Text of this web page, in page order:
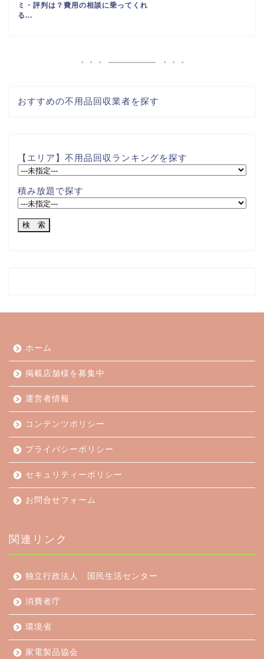
ミ・評判は？費用の相談に乗ってくれ
る...
おすすめの不用品回収業者を探す
【エリア】不用品回収ランキングを探す
積み放題で探す
ホーム
掲載店舗様を募集中
運営者情報
コンテンツポリシー
プライバシーポリシー
セキュリティーポリシー
お問合せフォーム
関連リンク
独立行政法人 国民生活センター
消費者庁
環境省
家電製品協会